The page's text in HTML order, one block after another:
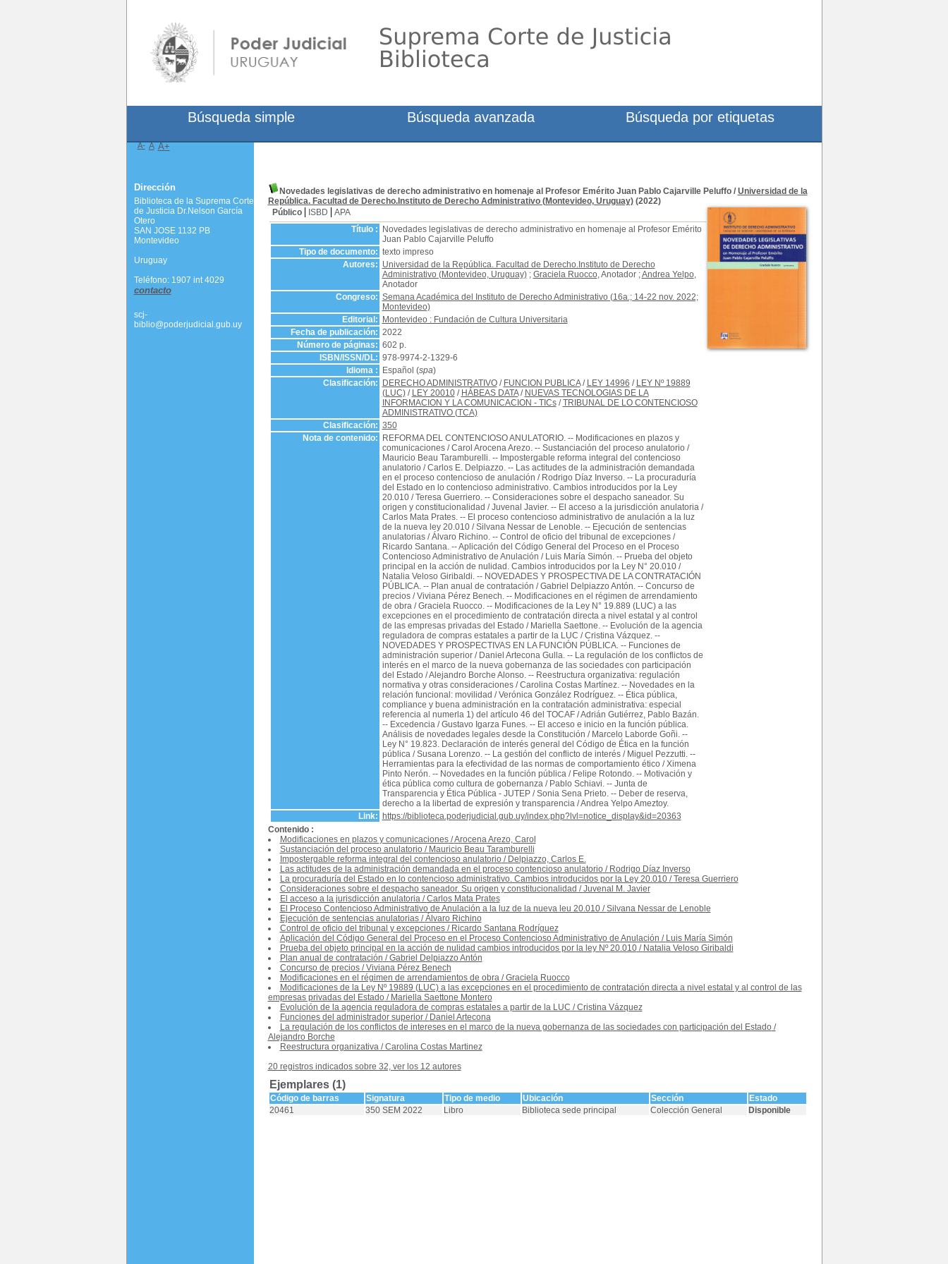
Novedades legislativas de derecho administrativo en homenaje al Profesor Emérito Juan Pablo Cajarville Peluffo/ Universidad de la
República. Facultad de Derecho.Instituto de Derecho Administrativo (Montevideo, Uruguay)(2022)
Público
ISBD
APA
Título :
Novedades legislativas de derecho administrativo en homenaje al Profesor Emérito
Juan Pablo Cajarville Peluffo
Tipo de documento: texto impreso
Autores: Universidad de la República. Facultad de Derecho.Instituto de Derecho
Administrativo (Montevideo, Uruguay); Graciela Ruocco, Anotador ;Andrea Yelpo,
Anotador
Congreso: Semana Académica del Instituto de Derecho Administrativo (16a.; 14-22 nov. 2022;
Montevideo)
Editorial:
Montevideo : Fundación de Cultura Universitaria
Fecha de publicación: 2022
Número de páginas: 602 p.
ISBN/ISSN/DL: 978-9974-2-1329-6
Idioma :
Español (spa)
Clasificación:
DERECHO ADMINISTRATIVO/ FUNCION PUBLICA/ LEY 14996 / LEY Nº 19889
(LUC)/ LEY 20010/ HÁBEAS DATA/ NUEVAS TECNOLOGIAS DE LA
INFORMACION Y LA COMUNICACION - TICs/TRIBUNAL DE LO CONTENCIOSO
ADMINISTRATIVO (TCA)
Clasificación: 350
Nota de contenido:
REFORMA DEL CONTENCIOSO ANULATORIO. -- Modificaciones en plazos y
comunicaciones / Carol Arocena Arezo. -- Sustanciación del proceso anulatorio /
Mauricio Beau Taramburelli. -- Impostergable reforma integral del contencioso
anulatorio / Carlos E. Delpiazzo. -- Las actitudes de la administración demandada
en el proceso contencioso de anulación / Rodrigo Díaz Inverso. -- La procuraduría
del Estado en lo contencioso administrativo. Cambios introducidos por la Ley
20.010 / Teresa Guerriero. -- Consideraciones sobre el despacho saneador. Su
origen y constitucionalidad / Juvenal Javier. -- El acceso a la jurisdicción anulatoria /
Carlos Mata Prates. -- El proceso contencioso administrativo de anulación a la luz
de la nueva ley 20.010 / Silvana Nessar de Lenoble. -- Ejecución de sentencias
anulatorias / Álvaro Richino. -- Control de oficio del tribunal de excepciones /
Ricardo Santana. -- Aplicación del Código General del Proceso en el Proceso
Contencioso Administrativo de Anulación / Luis María Simón. -- Prueba del objeto
principal en la acción de nulidad. Cambios introducidos por la Ley N° 20.010 /
Natalia Veloso Giribaldi. -- NOVEDADES Y PROSPECTIVA DE LA CONTRATACIÓN
PÚBLICA. -- Plan anual de contratación / Gabriel Delpiazzo Antón. -- Concurso de
precios / Viviana Pérez Benech. -- Modificaciones en el régimen de arrendamiento
de obra / Graciela Ruocco. -- Modificaciones de la Ley N° 19.889 (LUC) a las
excepciones en el procedimiento de contratación directa a nivel estatal y al control
de las empresas privadas del Estado / Mariella Saettone. -- Evolución de la agencia
reguladora de compras estatales a partir de la LUC / Cristina Vázquez. --
NOVEDADES Y PROSPECTIVAS EN LA FUNCIÓN PÚBLICA. -- Funciones de
administración superior / Daniel Artecona Gulla. -- La regulación de los conflictos de
interés en el marco de la nueva gobernanza de las sociedades con participación
del Estado / Alejandro Borche Alonso. -- Reestructura organizativa: regulación
normativa y otras consideraciones / Carolina Costas Martínez. -- Novedades en la
relación funcional: movilidad / Verónica González Rodríguez. -- Ética pública,
compliance y buena administración en la contratación administrativa: especial
referencia al numerla 1) del artículo 46 del TOCAF / Adrián Gutiérrez, Pablo Bazán.
-- Excedencia / Gustavo Igarza Funes. -- El acceso e inicio en la función pública.
Análisis de novedades legales desde la Constitución / Marcelo Laborde Goñi. --
Ley N° 19.823. Declaración de interés general del Código de Ética en la función
pública / Susana Lorenzo. -- La gestión del conflicto de interés / Miguel Pezzutti. --
Herramientas para la efectividad de las normas de comportamiento ético / Ximena
Pinto Nerón. -- Novedades en la función pública / Felipe Rotondo. -- Motivación y
ética pública como cultura de gobernanza / Pablo Schiavi. -- Junta de
Transparencia y Ética Pública - JUTEP / Sonia Sena Prieto. -- Deber de reserva,
derecho a la libertad de expresión y transparencia / Andrea Yelpo Ameztoy.
Link:
https://biblioteca.poderjudicial.gub.uy/index.php?lvl=notice_display&id=20363
Contenido :
Modificaciones en plazos y comunicaciones/Arocena Arezo, Carol
Sustanciación del proceso anulatorio/ Mauricio Beau Taramburelli
Impostergable reforma integral del contencioso anulatorio/ Delpiazzo, Carlos E.
Las actitudes de la administración demandada en el proceso contencioso anulatorio/ Rodrigo Díaz Inverso
La procuraduría del Estado en lo contencioso administrativo. Cambios introducidos por la Ley 20.010/Teresa Guerriero
Consideraciones sobre el despacho saneador. Su origen y constitucionalidad /Juvenal M. Javier
El acceso a la jurisdicción anulatoria/Carlos Mata Prates
El Proceso Contencioso Administrativo de Anulación a la luz de la nueva leu 20.010/Silvana Nessar de Lenoble
Ejecución de sentencias anulatorias/Álvaro Richino
Control de oficio del tribunal y excepciones/ Ricardo Santana Rodríguez
Aplicación del Código General del Proceso en el Proceso Contencioso Administrativo de Anulación / Luis María Simón
Prueba del objeto principal en la acción de nulidad cambios introducidos por la ley Nº 20.010/ Natalia Veloso Giribaldi
Plan anual de contratación /Gabriel Delpiazzo Antón
Concurso de precios/Viviana Pérez Benech
Modificaciones en el régimen de arrendamientos de obra/Graciela Ruocco
Modificaciones de la Ley Nº 19889 (LUC) a las excepciones en el procedimiento de contratación directa a nivel estatal y al control de las
empresas privadas del Estado/ Mariella Saettone Montero
Evolución de la agencia reguladora de compras estatales a partir de la LUC /Cristina Vázquez
Funciones del administrador superior/ Daniel Artecona
La regulación de los conflictos de intereses en el marco de la nueva gobernanza de las sociedades con participación del Estado/
Alejandro Borche
Reestructura organizativa/Carolina Costas Martinez
20 registros indicados sobre 32, ver los 12 autores
Ejemplares (1)
Código de barras Signatura Tipo de medio Ubicación Sección
Estado
20461
350 SEM 2022 Libro Biblioteca sede principal Colección General Disponible
Búsqueda simple Búsqueda avanzada Búsqueda por etiquetas
A- A A+
Dirección
Biblioteca de la Suprema Corte
de Justicia Dr.Nelson García
Otero
SAN JOSE 1132 PB
Montevideo
Uruguay
Teléfono: 1907 int 4029
contacto
scj-
biblio@poderjudicial.gub.uy